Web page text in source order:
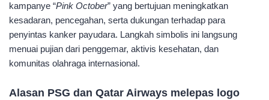
kampanye “Pink October” yang bertujuan meningkatkan
kesadaran, pencegahan, serta dukungan terhadap para
penyintas kanker payudara. Langkah simbolis ini langsung
menuai pujian dari penggemar, aktivis kesehatan, dan
komunitas olahraga internasional.
Alasan PSG dan Qatar Airways melepas logo